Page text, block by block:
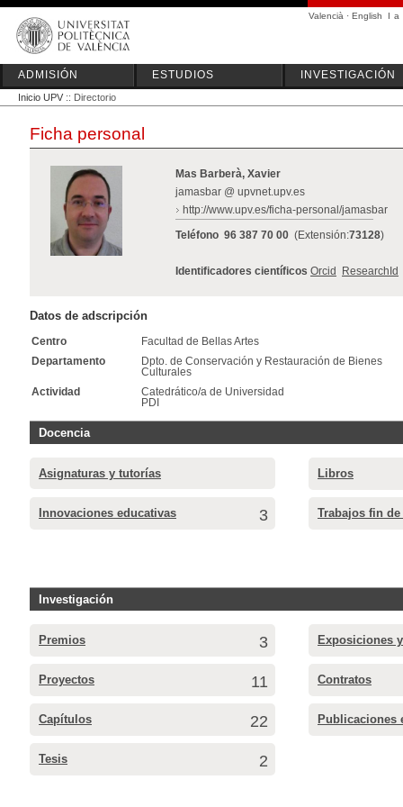
Valencià · English I a
ADMISIÓN ESTUDIOS INVESTIGACIÓN
Inicio UPV :: Directorio
Ficha personal
Mas Barberà, Xavier
jamasbar @ upvnet.upv.es
http://www.upv.es/ficha-personal/jamasbar
Teléfono 96 387 70 00 (Extensión:73128)
Identificadores científicos Orcid ResearchId
Datos de adscripción
Centro
Facultad de Bellas Artes
Departamento
Dpto. de Conservación y Restauración de Bienes
Culturales
Actividad
Catedrático/a de Universidad
PDI
Docencia
Asignaturas y tutorías Libros
Innovaciones educativas 3 Trabajos fin
Investigación
Premios 3 Exposiciones
Proyectos 11 Contratos
Capítulos 22 Publicaciones
Tesis 2